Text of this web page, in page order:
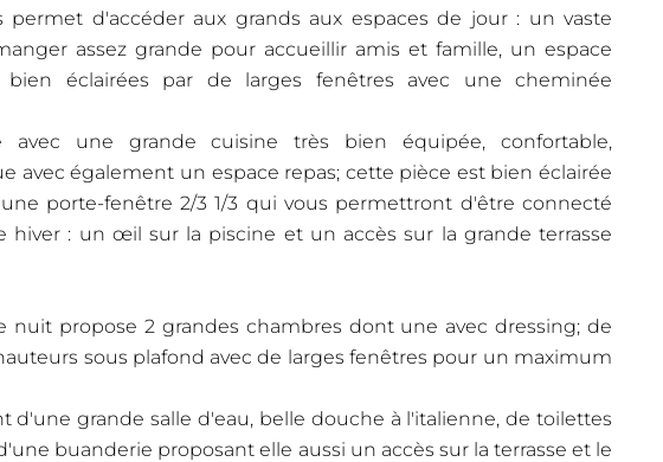
permet d'accéder aux grands aux espaces de jour : un vaste
assez grande pour accueillir amis et famille, un espace
bien éclairées par de larges fenêtres avec une cheminée
avec une grande cuisine très bien équipée, confortable,
avec également un espace repas; cette pièce est bien éclairée
porte-fenêtre 2/3 1/3 qui vous permettront d'être connecté
hiver : un œil sur la piscine et un accès sur la grande terrasse
nuit propose 2 grandes chambres dont une avec dressing; de
sous plafond avec de larges fenêtres pour un maximum
d'une grande salle d'eau, belle douche à l'italienne, de toilettes
buanderie proposant elle aussi un accès sur la terrasse et le